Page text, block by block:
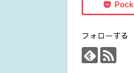
フォローする